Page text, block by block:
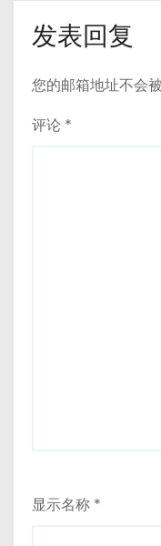
发表回复
您的邮箱地址不会被
评论 *
显示名称 *